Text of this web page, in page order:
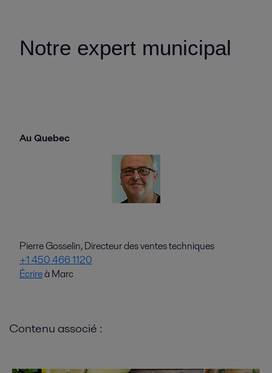
Notre expert municipal
Au Quebec
Pierre Gosselin, Directeur des ventes techniques
+1 450 466 1120
Écrireà Marc
Contenu associé :